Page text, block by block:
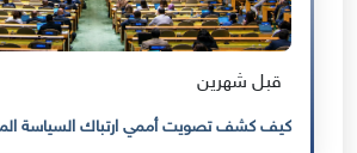
قبل شهرين
كيف كشف تصويت أممي ارتباك السياسة